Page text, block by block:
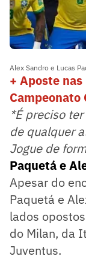
Alex Sandro e Lucas
+ Aposte
Campeonato
*É preciso
de qualquer
Jogue de
Paquetá e
Apesar do
Paquetá e
lados
do Milan, da
Juventus.